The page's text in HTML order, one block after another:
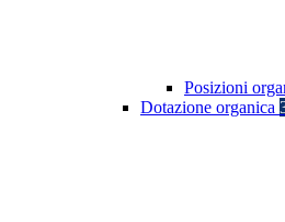
Posizioni
Dotazione organica